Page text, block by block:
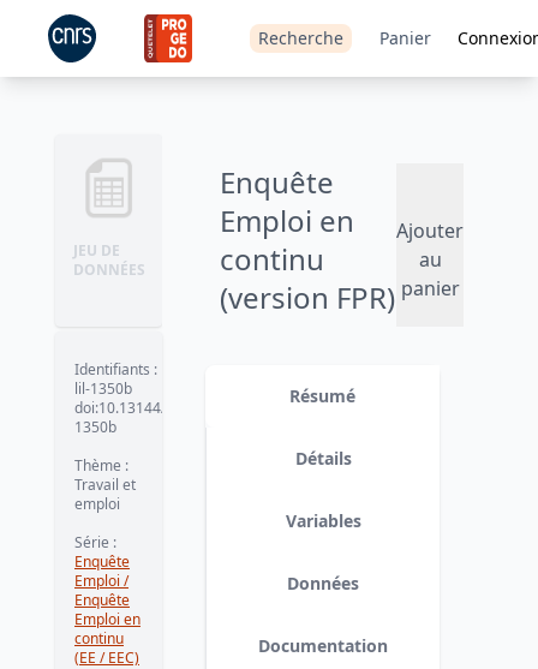
Recherche Panier
JEU DE
DONNÉES
Enquête
Emploi en
continu
(version FPR)
Ajouter
au
panier
pondération rétropolées pour
l'enquête de 2021 ; et de la variable
STATUTDEF.date :2022-06-30
Identifiants :
lil-1350b
doi:10.13144/lil-
1350b
Thème :
Travail et
emploi
Série :
Enquête
Emploi /
Enquête
Emploi en
continu
(EE / EEC)
Résumé
Détails
Variables
Données
Documentation